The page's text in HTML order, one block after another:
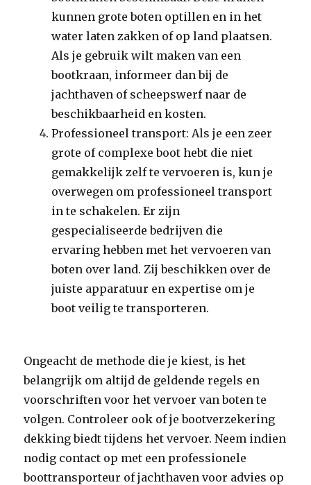
kunnen grote boten optillen en in het
water laten zakken of op land plaatsen.
Als je gebruik wilt maken van een
bootkraan, informeer dan bij de
jachthaven of scheepswerf naar de
beschikbaarheid en kosten.
Professioneel transport: Als je een zeer
grote of complexe boot hebt die niet
gemakkelijk zelf te vervoeren is, kun je
overwegen om professioneel transport
in te schakelen. Er zijn
gespecialiseerde bedrijven die
ervaring hebben met het vervoeren van
boten over land. Zij beschikken over de
juiste apparatuur en expertise om je
boot veilig te transporteren.
Ongeacht de methode die je kiest, is het
belangrijk om altijd de geldende regels en
voorschriften voor het vervoer van boten te
volgen. Controleer ook of je bootverzekering
dekking biedt tijdens het vervoer. Neem indien
nodig contact op met een professionele
boottransporteur of jachthaven voor advies op